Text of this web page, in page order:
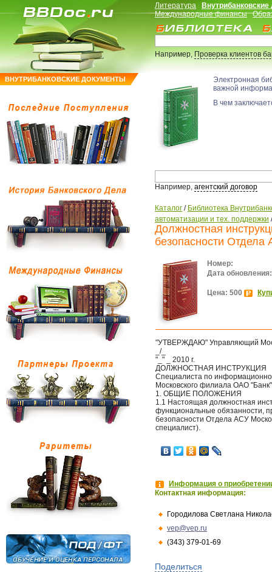
ВНУТРИБАНКОВСКИЕ ДОКУМЕНТЫ
Литература
Международные финансы
Например,Проверка клиентов
Электронная
важной
В чем
Например, агентский договор
Каталог / Библиотека
автоматизации и тех. поддержки
Должностная
безопасности Отдела
Номер:
Дата обновления:
Цена: 500
"УТВЕРЖДАЮ" Управляющий
_/_
"_" _ 2010 г.
ДОЛЖНОСТНАЯ ИНСТРУКЦИЯ
Специалиста по
Московского филиала ОАО "Банк"
1. ОБЩИЕ ПОЛОЖЕНИЯ
1.1 Настоящая должностная
функциональные обязанности,
безопасности Отдела АСУ
специалист).
Информация о
Контактная информация:
Городилова Светлана
vep@vep.ru
(343) 379-01-69
Поделиться